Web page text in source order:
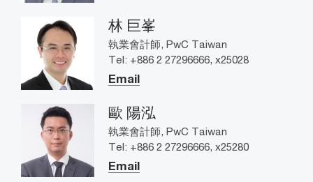
林 巨峯
執業會計師, PwC Taiwan
Tel: +886 2 27296666, x25028
Email
歐 陽泓
執業會計師, PwC Taiwan
Tel: +886 2 27296666, x25280
Email